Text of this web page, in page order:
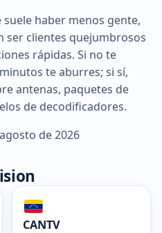
haber menos gente,
ser clientes quejumbrosos
rápidas. Si no te
te aburres; si sí,
antenas, paquetes de
de decodificadores.
de 2026
CANTV